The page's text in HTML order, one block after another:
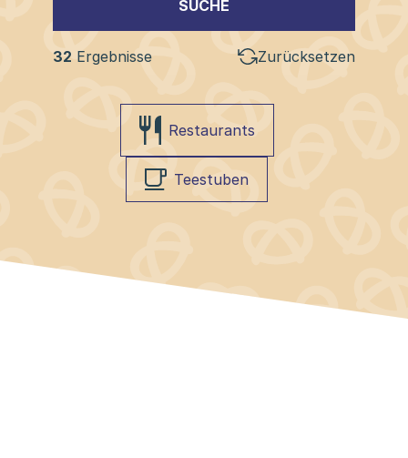
SUCHE
32 Ergebnisse Zurücksetzen
Restaurants
Teestuben